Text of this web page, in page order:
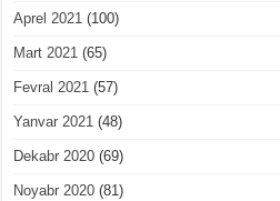
Aprel 2021 (100)
Mart 2021 (65)
Fevral 2021 (57)
Yanvar 2021 (48)
Dekabr 2020 (69)
Noyabr 2020 (81)